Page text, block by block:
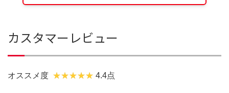
カスタマーレビュー
オススメ度 4.4点